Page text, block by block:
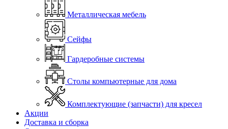
Металлическая мебель
Сейфы
Гардеробные системы
Столы компьютерные для дома
Комплектующие (запчасти) для кресел
Акции
Доставка и сборка